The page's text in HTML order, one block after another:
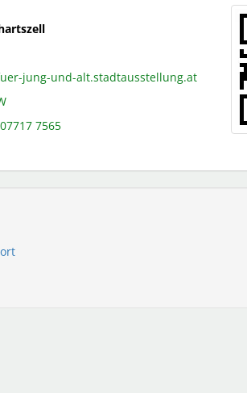
jung-und-alt.stadtausstellung.at
07717 7565